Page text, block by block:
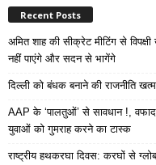
Recent Posts
अमित शाह की सीक्रेट मीटिंग से
नहीं पाएंगे और सदन से भागेंगे
दिल्ली को बंधक बनाने की राजनीति
AAP के ‘पालतुओं’ से सावधान !,
युवाओं को गुमराह करने का टास्क
राष्ट्रीय हथकरघा दिवस: करघों से